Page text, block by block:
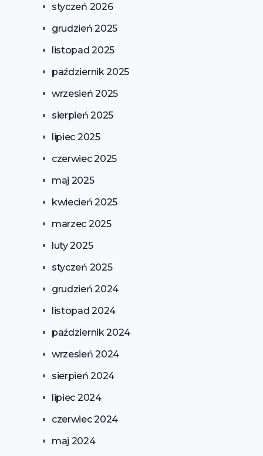
styczeń 2026
grudzień 2025
listopad 2025
październik 2025
wrzesień 2025
sierpień 2025
lipiec 2025
czerwiec 2025
maj 2025
kwiecień 2025
marzec 2025
luty 2025
styczeń 2025
grudzień 2024
listopad 2024
październik 2024
wrzesień 2024
sierpień 2024
lipiec 2024
czerwiec 2024
maj 2024